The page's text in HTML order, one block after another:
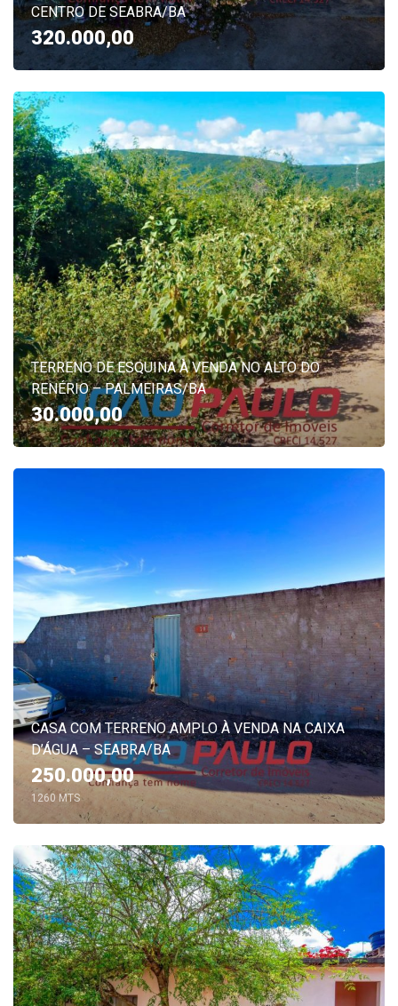
CENTRO DE SEABRA/BA
320.000,00
TERRENO DE ESQUINA À VENDA NO ALTO DO
RENÉRIO – PALMEIRAS/BA
30.000,00
CASA COM TERRENO AMPLO À VENDA NA CAIXA
D’ÁGUA – SEABRA/BA
250.000,00
1260 MTS